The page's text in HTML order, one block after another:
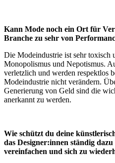
Kann Mode noch ein Ort für
Branche zu sehr von
Die Modeindustrie ist sehr toxisch
Monopolismus und Nepotismus.
verletzlich und werden respektlos
Modeindustrie nicht verändern.
Generierung von Geld sind die
anerkannt zu werden.
Wie schützt du deine
das Designer:innen ständig
vereinfachen und sich zu